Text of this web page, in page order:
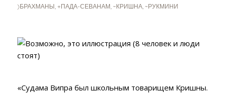
)БРАХМАНЫ +ПАДА-СЕВАНАМ ~КРИШНА, ~РУКМИНИ
«Судама Випра был школьным товарищем Кришны.